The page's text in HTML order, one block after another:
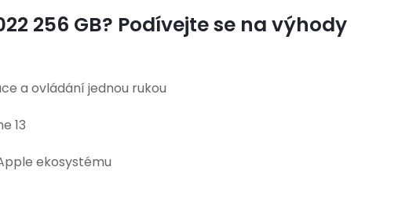
256 GB? Podívejte se na výhody
a ovládání jednou rukou
13
ekosystému